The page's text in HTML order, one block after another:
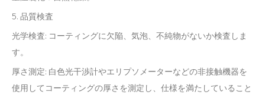
5. 品質検査
光学検査: コーティングに欠陥、気泡、不純物がないか検査しま
す。
厚さ測定: 白色光干渉計やエリプソメーターなどの非接触機器を
使用してコーティングの厚さを測定し、仕様を満たしていること